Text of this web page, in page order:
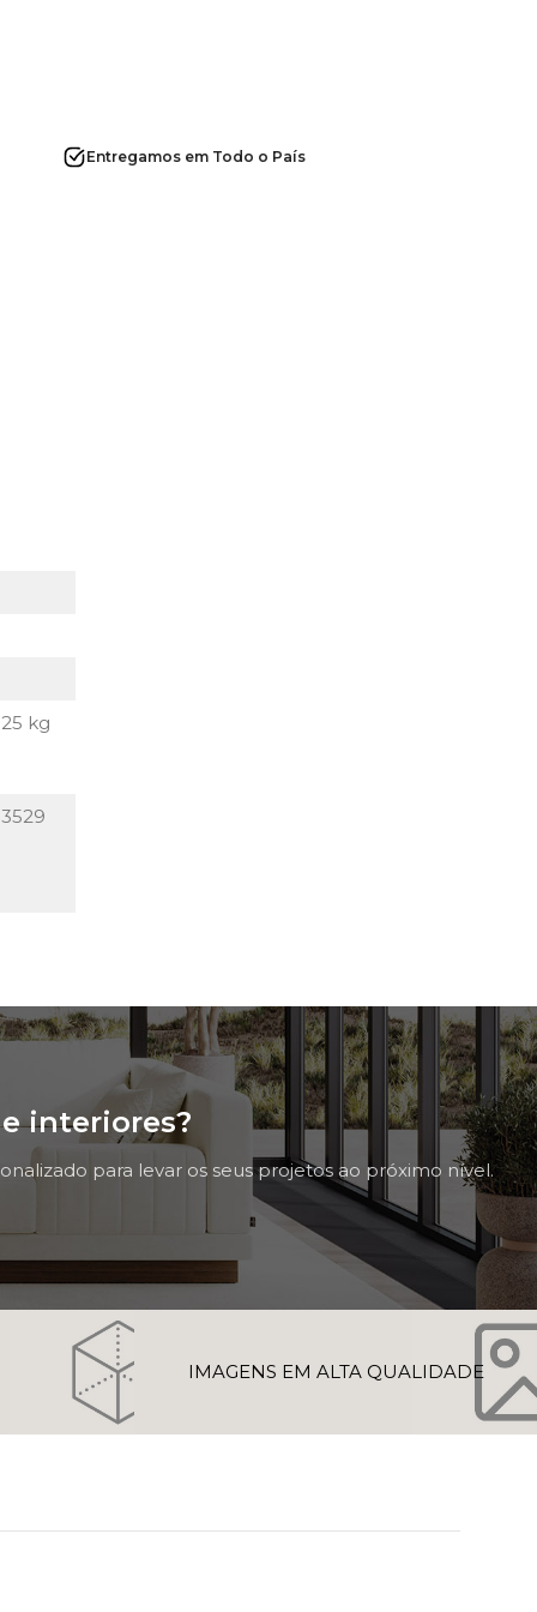
Entregamos em Todo o País
kg
interiores?
para levar os seus projetos ao próximo nível.
IMAGENS EM ALTA QUALIDADE